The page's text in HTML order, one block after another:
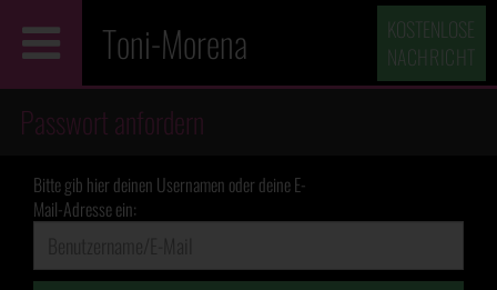
Toni-Morena
KOSTENLOSE
NACHRICHT
Passwort anfordern
Bitte gib hier deinen Usernamen oder deine E-
Mail-Adresse ein: